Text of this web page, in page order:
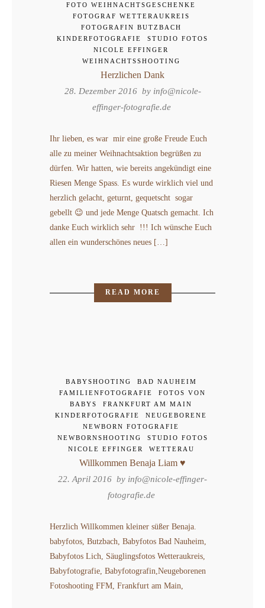
FOTO WEIHNACHTSGESCHENKE
FOTOGRAF WETTERAUKREIS
FOTOGRAFIN BUTZBACH
KINDERFOTOGRAFIE
STUDIO FOTOS
NICOLE EFFINGER
WEIHNACHTSSHOOTING
Herzlichen Dank
28. Dezember 2016 by info@nicole-
effinger-fotografie.de
Ihr lieben, es war mir eine große Freude Euch
alle zu meiner Weihnachtsaktion begrüßen zu
dürfen. Wir hatten, wie bereits angekündigt eine
Riesen Menge Spass. Es wurde wirklich viel und
herzlich gelacht, geturnt, gequetscht sogar
gebellt 😉 und jede Menge Quatsch gemacht. Ich
danke Euch wirklich sehr !!! Ich wünsche Euch
allen ein wunderschönes neues […]
READ MORE
BABYSHOOTING
BAD NAUHEIM
FAMILIENFOTOGRAFIE
FOTOS VON
BABYS
FRANKFURT AM MAIN
KINDERFOTOGRAFIE
NEUGEBORENE
NEWBORN FOTOGRAFIE
NEWBORNSHOOTING
STUDIO FOTOS
NICOLE EFFINGER
WETTERAU
Willkommen Benaja Liam ♥
22. April 2016 by info@nicole-effinger-
fotografie.de
Herzlich Willkommen kleiner süßer Benaja.
babyfotos, Butzbach, Babyfotos Bad Nauheim,
Babyfotos Lich, Säuglingsfotos Wetteraukreis,
Babyfotografie, Babyfotografin,Neugeborenen
Fotoshooting FFM, Frankfurt am Main,